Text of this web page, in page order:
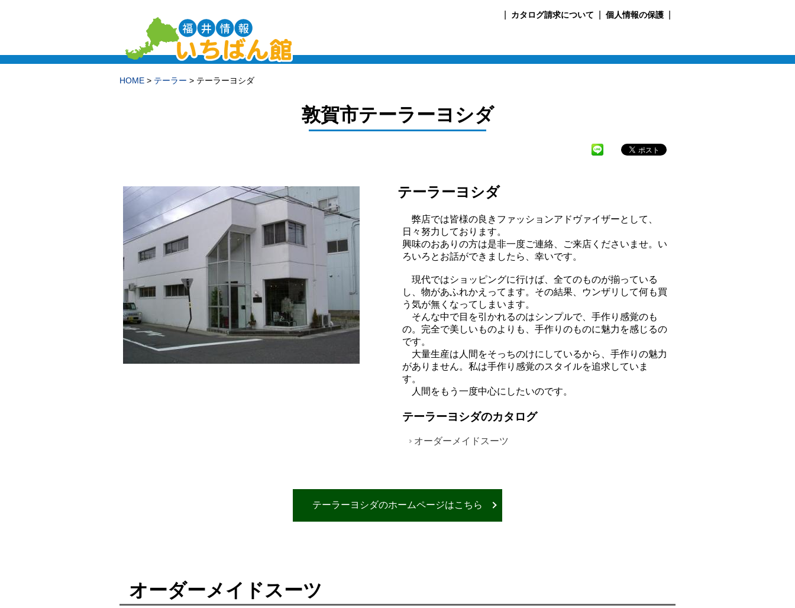
カタログ請求について 個人情報の保護
HOME > テーラー > テーラーヨシダ
敦賀市テーラーヨシダ
テーラーヨシダ
弊店では皆様の良きファッションアドヴァイザーとして、
日々努力しております。
興味のおありの方は是非一度ご連絡、ご来店くださいませ。い
ろいろとお話ができましたら、幸いです。
現代ではショッピングに行けば、全てのものが揃っている
し、物があふれかえってます。その結果、ウンザリして何も買
う気が無くなってしまいます。
そんな中で目を引かれるのはシンプルで、手作り感覚のも
の。完全で美しいものよりも、手作りのものに魅力を感じるの
です。
大量生産は人間をそっちのけにしているから、手作りの魅力
がありません。私は手作り感覚のスタイルを追求していま
す。
人間をもう一度中心にしたいのです。
テーラーヨシダのカタログ
オーダーメイドスーツ
テーラーヨシダのホームページはこちら
オーダーメイドスーツ